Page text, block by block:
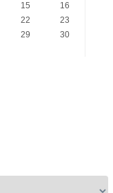
15
16
22
23
29
30